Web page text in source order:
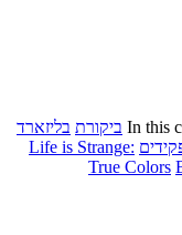
In this ביקורת בליזארד
Life is Strange:
True Colors